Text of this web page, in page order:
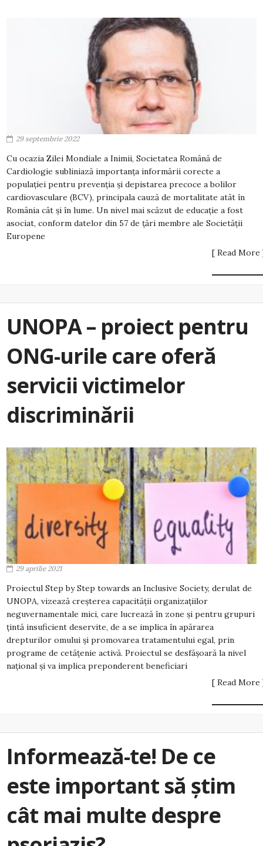
29 septembrie 2022
Cu ocazia Zilei Mondiale a Inimii, Societatea Română de
Cardiologie subliniază importanța informării corecte a
populației pentru prevenția și depistarea precoce a bolilor
cardiovasculare (BCV), principala cauză de mortalitate atât în
România cât și în lume. Un nivel mai scăzut de educație a fost
asociat, conform datelor din 57 de țări membre ale Societății
Europene
[ Read More
UNOPA – proiect pentru
ONG-urile care oferă
servicii victimelor
discriminării
29 aprilie 2021
Proiectul Step by Step towards an Inclusive Society, derulat de
UNOPA, vizează creșterea capacității organizațiilor
neguvernamentale mici, care lucrează în zone și pentru grupuri
țintă insuficient deservite, de a se implica în apărarea
drepturilor omului și promovarea tratamentului egal, prin
programe de cetățenie activă. Proiectul se desfășoară la nivel
național și va implica preponderent beneficiari
[ Read More
Informează-te! De ce
este important să știm
cât mai multe despre